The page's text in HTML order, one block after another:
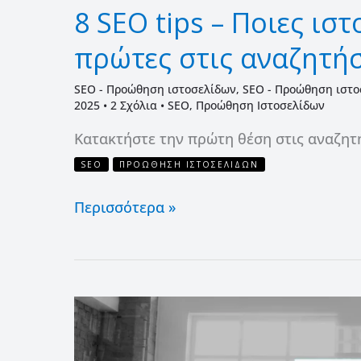
8 SEO tips – Ποιες
πρώτες στις
SEO - Προώθηση ιστοσελίδων, SEO - Προώθηση
2025 • 2 Σχόλια • SEO, Προώθηση Ιστοσελίδων
Κατακτήστε την πρώτη θέση στις
SEO ΠΡΟΏΘΗΣΗ ΙΣΤΟΣΕΛΊΔΩΝ
Περισσότερα »
B2C
vs
B2B